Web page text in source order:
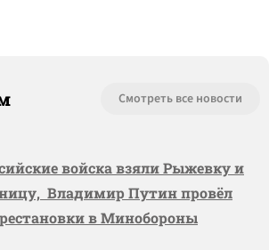
Смотреть все новости
войска взяли Рыжевку и
Владимир Путин провёл
в Минобороны